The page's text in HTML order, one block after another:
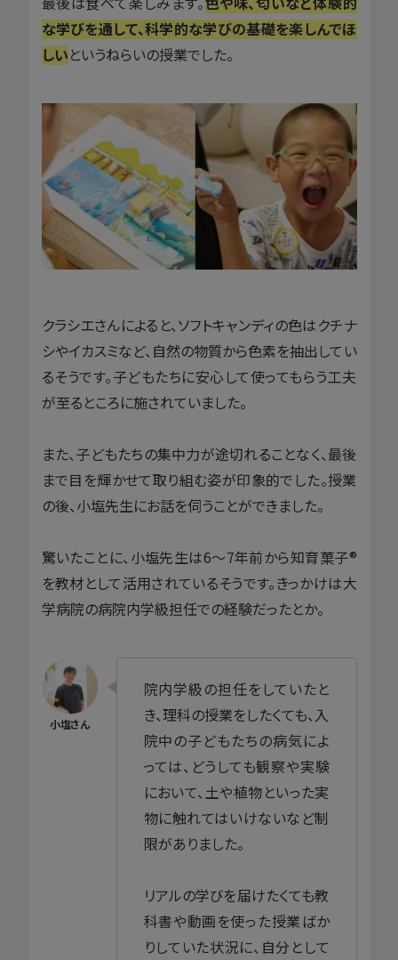
な学びを通して、科学的な学びの基礎を楽しんでほ
しいというねらいの授業でした。
クラシエさんによると、ソフトキャンディの色はクチナ
シやイカスミなど、自然の物質から色素を抽出してい
るそうです。子どもたちに安心して使ってもらう工夫
が至るところに施されていました。
また、子どもたちの集中力が途切れることなく、最後
まで目を輝かせて取り組む姿が印象的でした。授業
の後、小塩先生にお話を伺うことができました。
驚いたことに、小塩先生は6〜7年前から知育菓子®
を教材として活用されているそうです。きっかけは大
学病院の病院内学級担任での経験だったとか。
院内学級の担任をしていたと
き、理科の授業をしたくても、入
院中の子どもたちの病気によ
っては、どうしても観察や実験
において、土や植物といった実
物に触れてはいけないなど制
限がありました。
リアルの学びを届けたくても教
科書や動画を使った授業ばか
りしていた状況に、自分として